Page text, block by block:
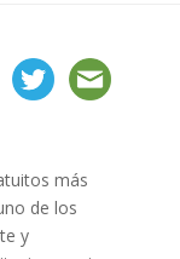
más
de los
y